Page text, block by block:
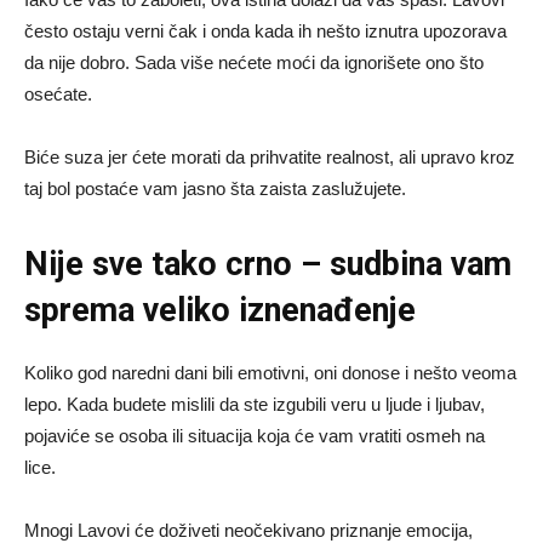
često ostaju verni čak i onda kada ih nešto iznutra upozorava
da nije dobro. Sada više nećete moći da ignorišete ono što
osećate.
Biće suza jer ćete morati da prihvatite realnost, ali upravo kroz
taj bol postaće vam jasno šta zaista zaslužujete.
Nije sve tako crno – sudbina vam
sprema veliko iznenađenje
Koliko god naredni dani bili emotivni, oni donose i nešto veoma
lepo. Kada budete mislili da ste izgubili veru u ljude i ljubav,
pojaviće se osoba ili situacija koja će vam vratiti osmeh na
lice.
Mnogi Lavovi će doživeti neočekivano priznanje emocija,